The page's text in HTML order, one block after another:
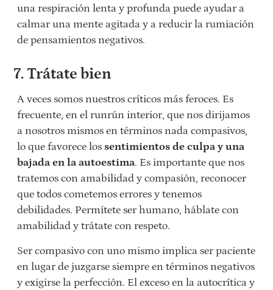
una respiración lenta y profunda puede ayudar a
calmar una mente agitada y a reducir la rumiación
de pensamientos negativos.
7. Trátate bien
A veces somos nuestros críticos más feroces. Es
frecuente, en el runrún interior, que nos dirijamos
a nosotros mismos en términos nada compasivos,
lo que favorece los sentimientos de culpa y una
bajada en la autoestima. Es importante que nos
tratemos con amabilidad y compasión, reconocer
que todos cometemos errores y tenemos
debilidades. Permítete ser humano, háblate con
amabilidad y trátate con respeto.
Ser compasivo con uno mismo implica ser paciente
en lugar de juzgarse siempre en términos negativos
y exigirse la perfección. El exceso en la autocrítica y